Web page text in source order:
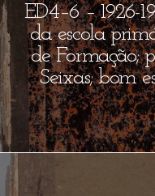
ED4–6 – 1926-
da escola
de Formação;
Seixas; bom